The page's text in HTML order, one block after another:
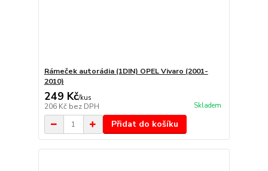
Rámeček autorádia (1DIN) OPEL Vivaro (2001-
2010)
249 Kč/kus
206 Kč bez DPH Skladem
Přidat do košíku